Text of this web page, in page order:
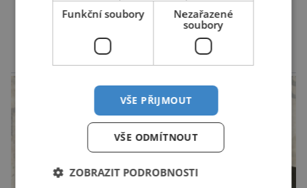
trávit hraboše plošně rozhozeným jedem. Od 5.
srpna jim to umožňuje rozhodnutí Ústředního
kontrolního a zkušebního ústavu zemědělského
(ÚKZÚZ) podřízeného ministerstvu
zemědělství. Ornitologové varují, že v ohrožení
je mnoho živočichů a především […]
DALŠÍ ČLÁNKY ›
reklama
Funkční soubory
Nezařazené
soubory
VŠE PŘIJMOUT
VŠE ODMÍTNOUT
ZOBRAZIT PODROBNOSTI